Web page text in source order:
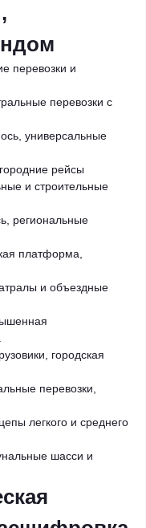
перевозки и
перевозки с
универсальные
рейсы
и строительные
региональные
платформа,
и объездные
городская
перевозки,
легкого и среднего
шасси и